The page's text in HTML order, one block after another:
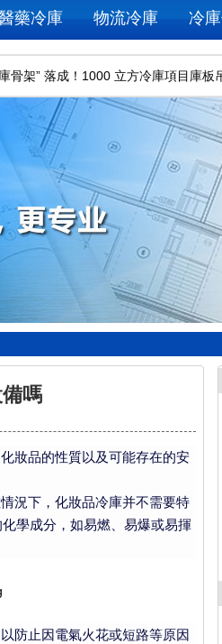
藥冷庫 物流冷庫 冷
骨架” 落成！1000 立方冷庫項目庫板
嗎
妝品的性質以及可能存在的安
況下，化妝品冷庫并不需要特
學成分，如易燃、易爆或易揮
防止因電氣火花或短路等原因